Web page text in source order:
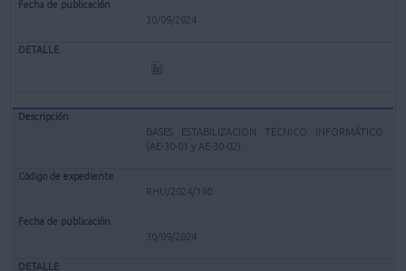
30/09/2024
BASES ESTABILIZACION TÉCNICO INFORMÁTICO
(AE-30-01 y AE-30-02)
RHU/2024/190
30/09/2024